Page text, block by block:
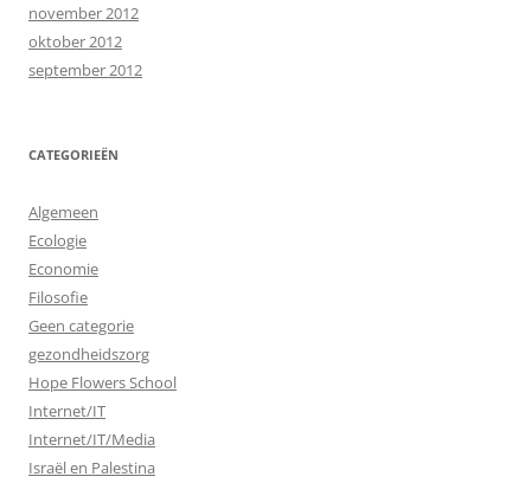
november 2012
oktober 2012
september 2012
CATEGORIEËN
Algemeen
Ecologie
Economie
Filosofie
Geen categorie
gezondheidszorg
Hope Flowers School
Internet/IT
Internet/IT/Media
Israël en Palestina